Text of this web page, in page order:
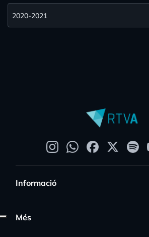
Informació
Més